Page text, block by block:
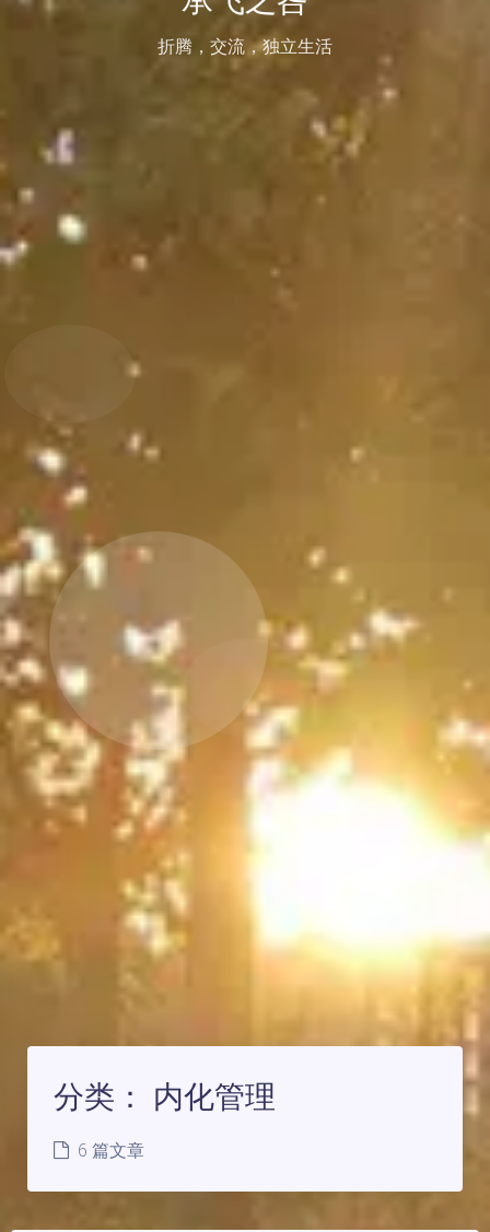
折腾，交流，独立生活
分类： 内化管理
6 篇文章